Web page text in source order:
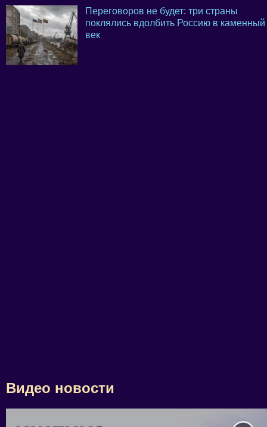
Переговоров не будет: три страны
поклялись вдолбить Россию в каменный
век
Видео новости